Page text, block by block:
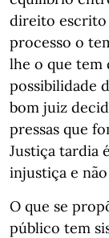
direito escrito
processo o
lhe o que tem
possibilidade
bom juiz
pressas que
Justiça tardia
injustiça e
O que se
público tem